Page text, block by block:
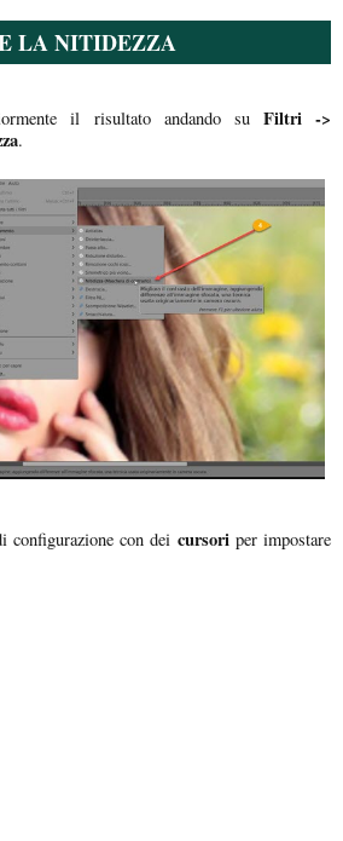
LA NITIDEZZA
il risultato andando suFiltri ->
.
configurazione con dei cursoriper impostare